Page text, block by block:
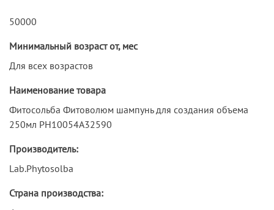
50000
Минимальный возраст от, мес
Для всех возрастов
Наименование товара
Фитосольба Фитоволюм шампунь для создания объема
250мл PH10054A32590
Производитель:
Lab.Phytosolba
Страна производства: